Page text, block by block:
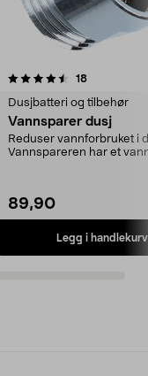
18anmeldelser
Dusjbatteri og tilbehør
Vannsparer dusj
Reduser vannforbruket i
Vannspareren har et
89,90
Legg i handlekurv
4.5 av 5 stjerner